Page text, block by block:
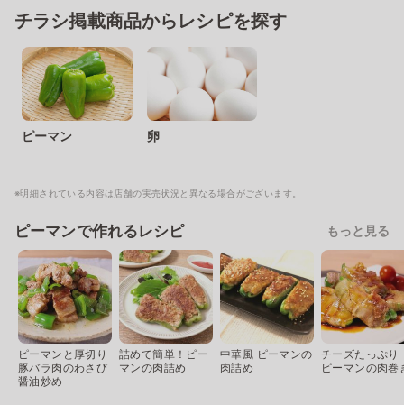
チラシ掲載商品からレシピを探す
ピーマン 卵
※明細されている内容は店舗の実売状況と異なる場合がございます。
ピーマンで作れるレシピ もっと見る
ピーマンと厚切り
豚バラ肉のわさび
醤油炒め
詰めて簡単！ピー
マンの肉詰め
中華風 ピーマンの
肉詰め
チーズたっぷり
ピーマンの肉巻